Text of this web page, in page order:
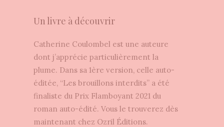
Un livre à découvrir
Catherine Coulombel est une auteure
dont j’apprécie particulièrement la
plume. Dans sa 1ère version, celle auto-
éditée, “Les brouillons interdits” a été
finaliste du Prix Flamboyant 2021 du
roman auto-édité. Vous le trouverez dès
maintenant chez Ozril Éditions.